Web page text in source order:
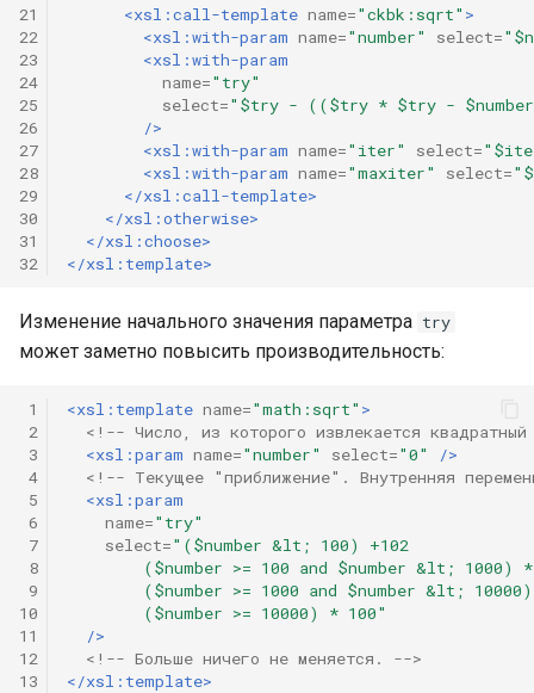
21
22
23
24
25
26
27
28
29
30
31
32
<xsl:call-template name="ckbk:sqrt" >
<xsl:with-param name="number" select=
<xsl:with-param
name="try"
select="$try - (($try * $try -
/>
<xsl:with-param name="iter" select=
<xsl:with-param name="maxiter" select=
</xsl:call-template>
</xsl:otherwise>
</xsl:choose>
</xsl:template>
Изменение начального значения параметра try
может заметно повысить производительность:
1
2
3
4
5
6
7
8
9
10
11
12
13
<xsl:template name="math:sqrt" >
<!-- Число, из которого извлекается
<xsl:param name="number" select="0"
/>
<!-- Текущее "приближение". Внутренняя
<xsl:param
name="try"
select="($number &lt; 100) +102
($number >= 100 and $number &lt; 1000)
($number >= 1000 and $number &lt;
        ($number >= 10000) * 100"
/>
<!-- Больше ничего не меняется. -->
</xsl:template>